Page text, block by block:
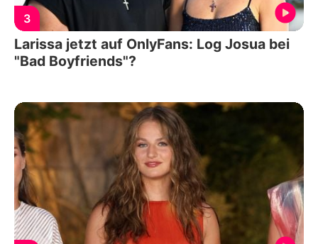
3
Larissa jetzt auf OnlyFans: Log Josua bei
"Bad Boyfriends"?